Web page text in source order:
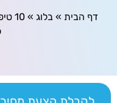
דף הבית »בלוג »
10